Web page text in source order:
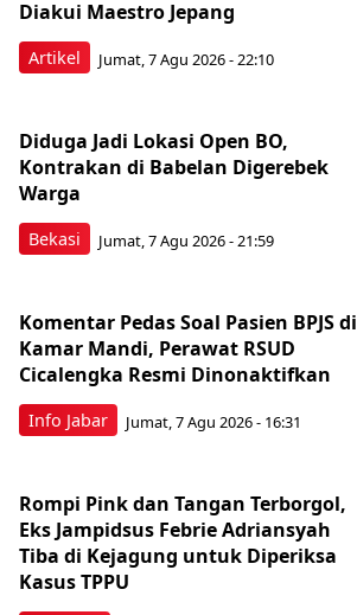
Artikel
Diakui Maestro Jepang
Jumat, 7 Agu 2026 - 22:10
Bekasi
Diduga Jadi Lokasi Open BO,
Kontrakan di Babelan Digerebek
Warga
Jumat, 7 Agu 2026 - 21:59
Info Jabar
Komentar Pedas Soal Pasien BPJS di
Kamar Mandi, Perawat RSUD
Cicalengka Resmi Dinonaktifkan
Jumat, 7 Agu 2026 - 16:31
Rompi Pink dan Tangan Terborgol,
Eks Jampidsus Febrie Adriansyah
Tiba di Kejagung untuk Diperiksa
Kasus TPPU